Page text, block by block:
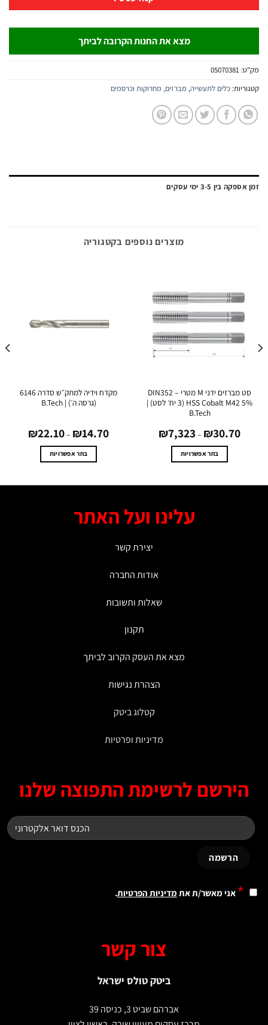
מצא את החנות הקרובה לביתך
כלים לתעשייה,מברזים, מחרוקות וכרסמים
5 ימי עסקים
מוצרים נוספים בקטגוריה
סט מברזים ידני M מטרי DIN352 –
HSS Cobalt M42 5% (3 יח׳ לסט) |
₪
–
₪7,323 מחירים:
עד
בחר אפשרויות
מקדח וידיה למתק״ש סדרה 6146
(גרסה ה׳) | B.Tech
₪
–
₪22.10 מחירים:
עד
בחר אפשרויות
סוגים. עלינו ועל האתר
יצירת קשר
אודות החברה
שאלות ותשובות
מצא את העסק הקרוב לביתך
הצהרת נגישות
קטלוג ביטק
מדיניות ופרטיות
לרשימת התפוצה שלנו
מאשר/ת אתמדיניות הפרטיות .
צור קשר
ביטק טולס ישראל
אברהם שביט 3, כניסה 39